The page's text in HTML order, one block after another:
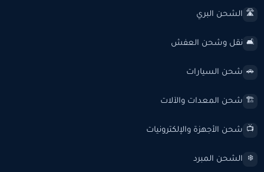
🛣️ الشحن البري
🛋️ نقل وشحن العفش
🚗 شحن السيارات
🏗️ شحن المعدات والآلات
📺 شحن الأجهزة والإلكترونيات
❄️ الشحن المبرد